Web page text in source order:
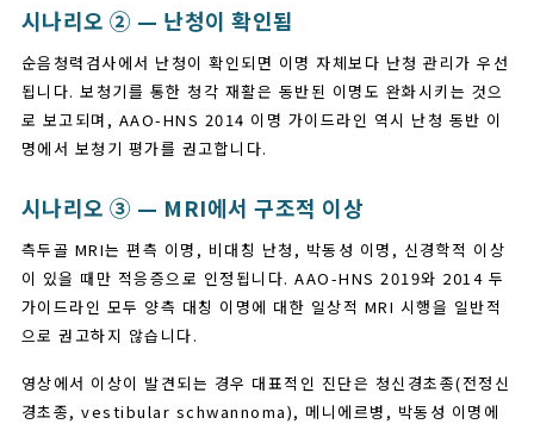
시나리오 ② — 난청이 확인됨
순음청력검사에서 난청이 확인되면 이명 자체보다 난청 관리가 우선
됩니다. 보청기를 통한 청각 재활은 동반된 이명도 완화시키는 것으
로 보고되며, AAO-HNS 2014 이명 가이드라인 역시 난청 동반 이
명에서 보청기 평가를 권고합니다.
시나리오 ③ — MRI에서 구조적 이상
측두골 MRI는 편측 이명, 비대칭 난청, 박동성 이명, 신경학적 이상
이 있을 때만 적응증으로 인정됩니다. AAO-HNS 2019와 2014 두
가이드라인 모두 양측 대칭 이명에 대한 일상적 MRI 시행을 일반적
으로 권고하지 않습니다.
영상에서 이상이 발견되는 경우 대표적인 진단은 청신경초종(전정신
경초종, vestibular schwannoma), 메니에르병, 박동성 이명에